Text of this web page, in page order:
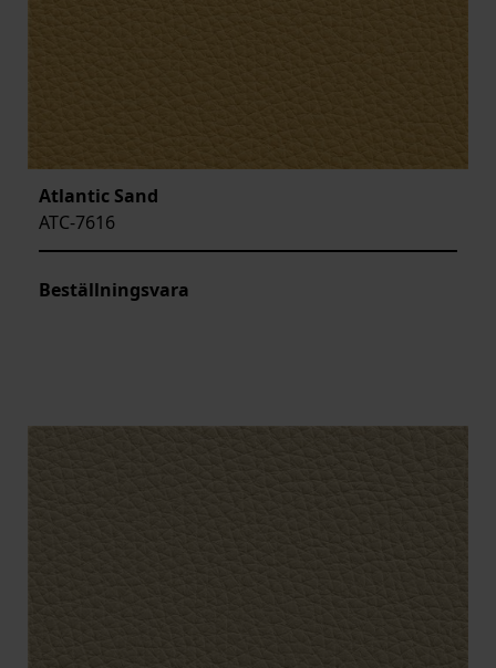
Atlantic Sand
ATC-7616
Beställningsvara